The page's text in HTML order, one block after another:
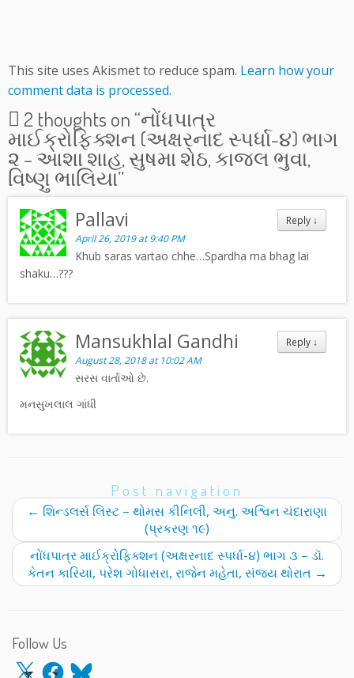
This site uses Akismet to reduce spam. Learn how your
comment data is processed.
2 thoughts on “નોંધપાત્ર
માઈક્રોફિક્શન (અક્ષરનાદ સ્પર્ધા-૪) ભાગ
૨ – આશા શાહ, સુષમા શેઠ, કાજલ ભુવા,
વિષ્ણુ ભાલિયા”
Reply ↓
Pallavi
April 26, 2019 at 9:40 PM
Khub saras vartao chhe…Spardha ma bhag lai
shaku…???
Reply ↓
Mansukhlal Gandhi
August 28, 2018 at 10:02 AM
સરસ વાર્તાઓ છે.
મનસુખલાલ ગાંધી
Post navigation
← શિન્ડલર્સ લિસ્ટ – થોમસ કીનિલી, અનુ. અશ્વિન ચંદારાણા
(પ્રકરણ ૧૯)
નોંધપાત્ર માઈક્રોફિક્શન (અક્ષરનાદ સ્પર્ધા-૪) ભાગ ૩ – ડૉ.
કેતન કારિયા, પરેશ ગોધાસરા, રાજેન મહેતા, સંજય થોરાત →
Follow Us
X Facebook
Bluesky